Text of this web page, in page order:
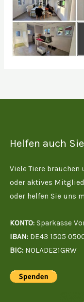
Helfen auch
Viele Tiere brauchen
oder aktives
oder helfen Sie uns
KONTO: Sparkasse
IBAN: DE43 1505
BIC: NOLADE21GRW